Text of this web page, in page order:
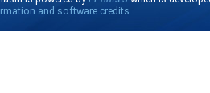
and software credits.